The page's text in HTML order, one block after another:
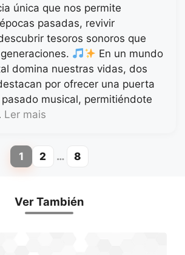
única que nos permite
pasadas, revivir
tesoros sonoros que
En un mundo
domina nuestras vidas, dos
por ofrecer una puerta
musical, permitiéndote
Ler mais
Page
1 Page
2 … Page
8
Ver También